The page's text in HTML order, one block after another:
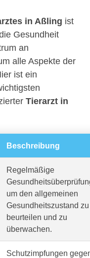
in Aßling ist
Gesundheit
an
alle Aspekte der
ist ein
Tierarzt in
Beschreibung
Regelmäßige
um den allgemeinen
Gesundheitszustand zu
beurteilen und zu
überwachen.
Schutzimpfungen